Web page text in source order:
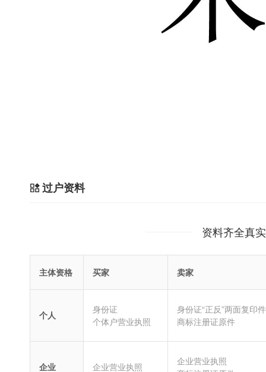
过户资料
资料齐全真
主体资格 买家 卖家
个人
身份证
个体户营业执照
身份证“正反”两面复印件
商标注册证原件
企业 企业营业执照
企业营业执照